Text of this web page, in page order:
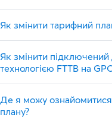
Як змінити тарифний
Як змінити
технологією FTTB на
Де я можу
плану?